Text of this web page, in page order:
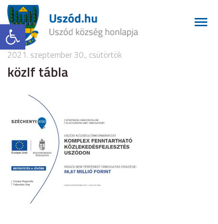
Eszköztár megnyitása
2021. szeptember 30., csütörtök
közlf tábla